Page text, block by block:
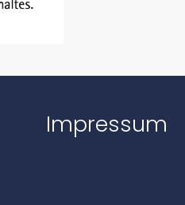
Impressum